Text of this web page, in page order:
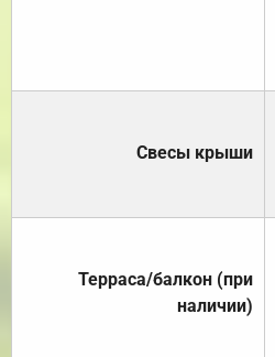
Свесы крыши
Терраса/балкон (при
наличии)